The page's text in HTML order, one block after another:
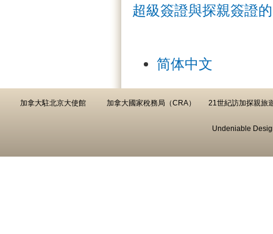
超級簽證與探親簽證
简体中文
加拿大駐北京大使館 加拿大國家稅務局（CRA） 21世紀訪加探親旅
Undeniable